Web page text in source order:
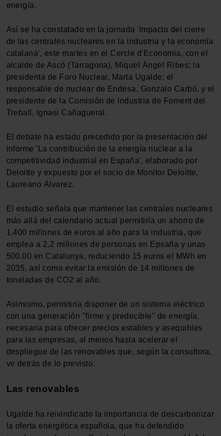
energía.
Así se ha constatado en la jornada 'Impacto del cierre
de las centrales nucleares en la industria y la economía
catalana', este martes en el Cercle d'Economia, con el
alcalde de Ascó (Tarragona), Miquel Àngel Ribes; la
presidenta de Foro Nuclear, Marta Ugalde; el
responsable de nuclear de Endesa, Gonzalo Carbó, y el
presidente de la Comisión de Industria de Foment del
Treball, Ignasi Cañagueral.
El debate ha estado precedido por la presentación del
informe 'La contribución de la energía nuclear a la
competitividad industrial en España', elaborado por
Deloitte y expuesto por el socio de Monitor Deloitte,
Laureano Álvarez.
El estudio señala que mantener las centrales nucleares
más allá del calendario actual permitiría un ahorro de
1.400 millones de euros al año para la industria, que
emplea a 2,2 millones de personas en Epsaña y unas
500.00 en Catalunya, reduciendo 15 euros el MWh en
2035, así como evitar la emisión de 14 millones de
toneladas de CO2 al año.
Asimismo, permitiría disponer de un sistema eléctrico
con una generación "firme y predecible" de energía,
necesaria para ofrecer precios estables y asequibles
para las empresas, al menos hasta acelerar el
despliegue de las renovables que, según la consultora,
ve detrás de lo previsto.
Las renovables
Ugalde ha reivindicado la importancia de descarbonizar
la oferta energética española, que ha defendido